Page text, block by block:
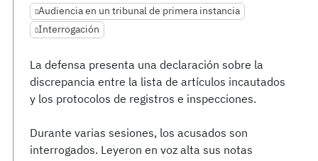
Audiencia en un tribunal de primera instancia
Interrogación
La defensa presenta una declaración sobre la
discrepancia entre la lista de artículos incautados
y los protocolos de registros e inspecciones.
Durante varias sesiones, los acusados son
interrogados. Leyeron en voz alta sus notas